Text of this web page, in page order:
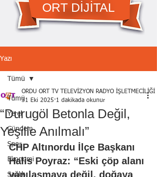
ORT DİJİTAL
Yazı
Tümü
Yerel
Gündem
Spor
Ekonomi
Sağlık
Tümü
“Durugöl Betonla Değil,
Yeşille Anılmalı”
ORDU ORT TV TELEVİZYON RADYO İŞLETMECİLİĞİ
31 Eki 2025 1 dakikada okunur
CHP Altınordu İlçe Başkanı
Halis Poyraz: “Eski çöp alanı
yapılaşmaya değil, doğaya